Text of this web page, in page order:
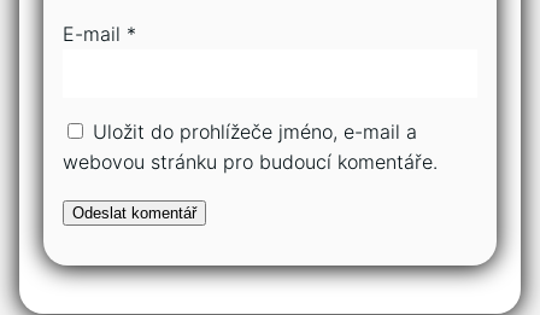
E-mail *
Uložit do prohlížeče jméno, e-mail a
webovou stránku pro budoucí komentáře.